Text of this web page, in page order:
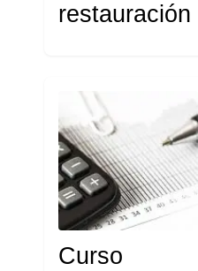
restauración
Curso